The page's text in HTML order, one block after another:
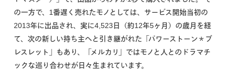
の一方で、1番遅く売れたモノとしては、サービス開始当初の
2013年に出品され、実に4,523日（約12年5ヶ月）の歳月を経
て、次の新しい持ち主へと引き継がれた「パワーストーン＊ブ
レスレット」もあり、「メルカリ」ではモノと人とのドラマチ
ックな巡り合わせが日々生まれています。